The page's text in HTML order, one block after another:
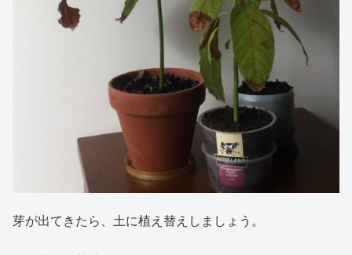
芽が出てきたら、土に植え替えしましょう。